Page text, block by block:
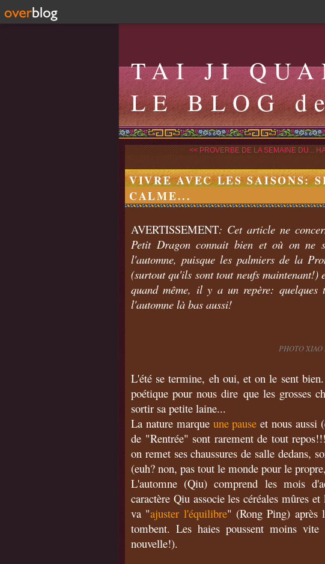
TAI JI
LE BLOG
<< PROVERBE DE LA SEMAINE DU...
VIVRE AVEC LES SAISONS:
CALME...
AVERTISSEMENT: Cet article ne
Petit Dragon connait bien et où on ne
l'automne, puisque les palmiers de la
(surtout qu'ils sont tout neufs
quand même, il y a un repère: quelques
l'automne là bas aussi!
PHOTO XIAO
L'été se termine, eh oui, et on le sent
poétique pour nous dire que les grosses
sortir sa petite laine...
La nature marque une pause et nous aussi
de "Rentrée" sont rarement de tout
on remet ses chaussures de salle dedans,
(euh? non, pas tout le monde pour le
L'automne (Qiu) comprend les mois
caractère Qiu associe les céréales mûres
va "ajuster l'équilibre" (Rong Ping) après
tombent. Les haies poussent moins
nouvelle!).